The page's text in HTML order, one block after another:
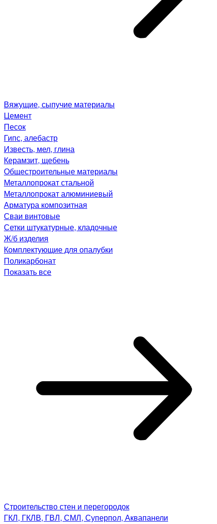
Вяжущие, сыпучие материалы
Цемент
Песок
Гипс, алебастр
Известь, мел, глина
Керамзит, щебень
Общестроительные материалы
Металлопрокат стальной
Металлопрокат алюминиевый
Арматура композитная
Сваи винтовые
Сетки штукатурные, кладочные
Ж/б изделия
Комплектующие для опалубки
Поликарбонат
Показать все
Строительство стен и перегородок
ГКЛ, ГКЛВ, ГВЛ, СМЛ, Суперпол, Аквапанели